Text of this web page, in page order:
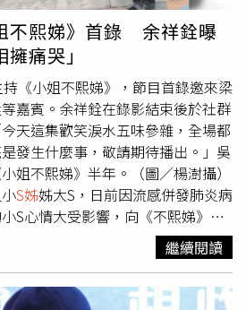
返台，親友都在哭泣，我想讓周圍
裝沒事，現在小S也做同樣的事，
希望她可找到宣洩管道。」小炳還
罹患創傷後壓力症，「即便他離開
能還會夢到他2、3次，仍未完全
麼感性的人，她的時間可能會比我
忘向摯友大S喊話，「很想她！她
」
不熙娣》首錄 余祥銓曝
痛哭」
《小姐不熙娣》，節目首錄邀來梁
嘉賓。余祥銓在錄影結束後於社群
天這集歡笑淚水五味參雜，全場都
發生什麼事，敬請期待播出。」吳
姐不熙娣》半年。（圖／楊澍攝）
S姊姊大S，日前因流感併發肺炎病
S心情大受影響，向《不熙娣》告
吳姍儒代班半年。而小S搭檔派翠
，而小S也回訊並特別說謝謝吳姍
熙娣》製作人B2則透露小S悲痛之
論後希望節目仍能繼續播出，因此
繼續閱讀